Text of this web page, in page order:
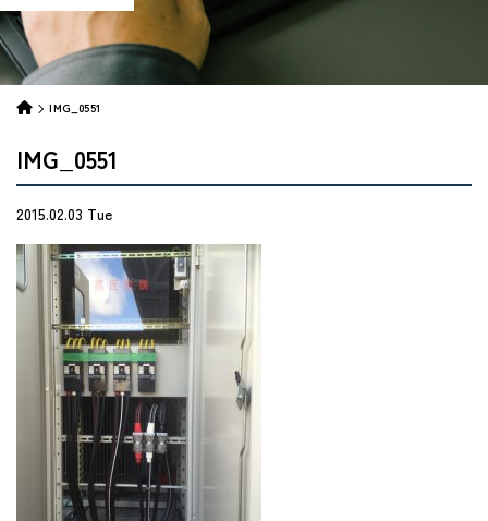
IMG_0551
IMG_0551
2015.02.03 Tue